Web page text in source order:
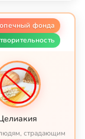
фонда
страдающим